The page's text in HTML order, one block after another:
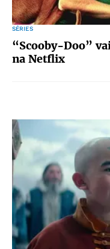
SÉRIES
“Scooby-Doo”
na Netflix